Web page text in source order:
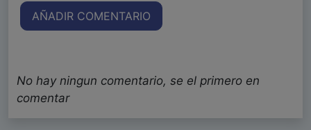
AÑADIR COMENTARIO
No hay ningun comentario, se el primero en
comentar